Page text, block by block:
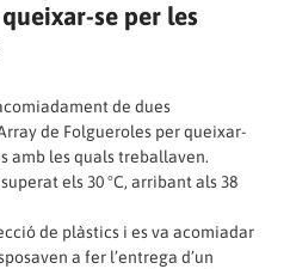
se per les
de dues
de Folgueroles per queixar-
amb les quals treballaven.
els 30 °C, arribant als 38
de plàstics i es va acomiadar
a fer l’entrega d’un